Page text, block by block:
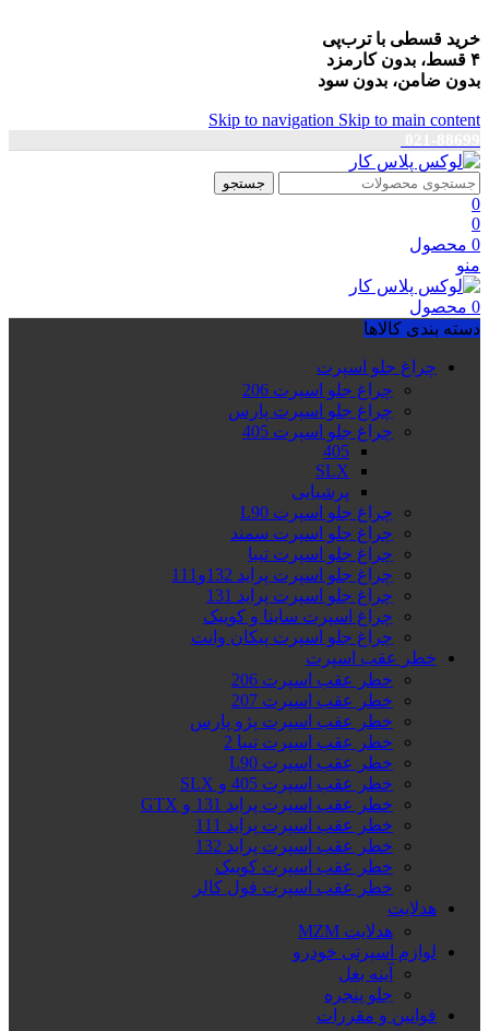
خرید قسطی با ترب‌پی
۴ قسط، بدون کارمزد
بدون ضامن، بدون سود
Skip to navigation Skip to main content
جستجو
0
0
0 محصول
منو
0 محصول
دسته بندی کالاها
چراغ جلو اسپرت
چراغ جلو اسپرت 206
چراغ جلو اسپرت پارس
چراغ جلو اسپرت 405
405
SLX
پرشیایی
چراغ جلو اسپرت L90
چراغ جلو اسپرت سمند
چراغ جلو اسپرت تیبا
چراغ جلو اسپرت پراید 132و111
چراغ جلو اسپرت پراید 131
چراغ اسپرت ساینا و کوییک
چراغ جلو اسپرت پیکان وانت
خطر عقب اسپرت
خطر عقب اسپرت 206
خطر عقب اسپرت 207
خطر عقب اسپرت پژو پارس
خطر عقب اسپرت تیبا 2
خطر عقب اسپرت L90
خطر عقب اسپرت 405 و SLX
خطر عقب اسپرت پراید 131 و GTX
خطر عقب اسپرت پراید 111
خطر عقب اسپرت پراید 132
خطر عقب اسپرت کوییک
خطر عقب اسپرت فول کالر
هدلایت
هدلایت MZM
لوازم اسپرتی خودرو
آینه بغل
جلو پنجره
قوانین و مقررات